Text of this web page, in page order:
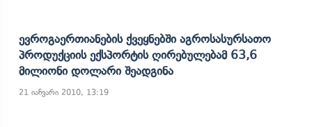
Ევროგაერთიანების Ქვეყნებში Აგროსასურსათო
Პროდუქციის Ექსპორტის Ღირებულებამ 63,6
Მილიონი Დოლარი Შეადგინა
21 იანვარი 2010, 13:19